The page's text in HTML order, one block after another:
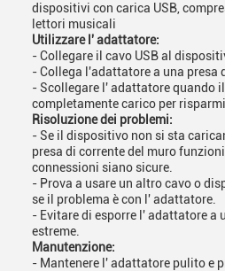
dispositivi con carica USB,
lettori musicali
Utilizzare l' adattatore:
- Collegare il cavo USB al
- Collega l'adattatore a una presa
- Scollegare l' adattatore quando
completamente carico per
Risoluzione dei problemi:
- Se il dispositivo non si sta
presa di corrente del muro
connessioni siano sicure.
- Prova a usare un altro cavo o
se il problema è con l' adattatore.
- Evitare di esporre l' adattatore a
estreme.
Manutenzione:
- Mantenere l' adattatore pulito e